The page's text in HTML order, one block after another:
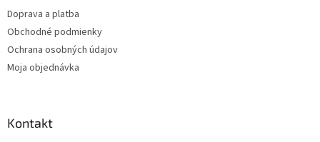
Doprava a platba
Obchodné podmienky
Ochrana osobných údajov
Moja objednávka
Kontakt